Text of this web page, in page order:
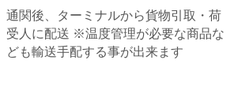
通関後、ターミナルから貨物引取・荷
受人に配送 ※温度管理が必要な商品な
ども輸送手配する事が出来ます